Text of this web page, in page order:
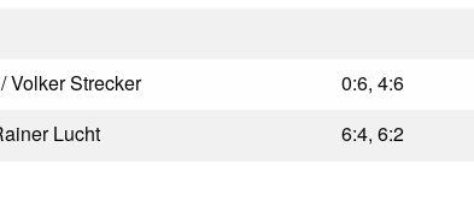
Volker Strecker
0:6, 4:6
Lucht
6:4, 6:2